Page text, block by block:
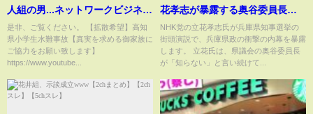
人組の男...ネットワークビジネス
が関与か？【金沢市久安独身男
性殺人事件】
是非、ご覧ください。 【拡散希望】高知
県小学生水難事故【真実を求める御家族に
ご協力をお願い致します】
https://www.youtube...
花孝志が暴露する奥谷委員長の
疑惑と隠蔽工作｜斎藤元彦知事
の守秘義務とパソコンに隠され
た真実とは？兵庫県政の裏側を
#nhk党 #斎藤元彦
NHK党の立花孝志氏が兵庫県知事選挙の
街頭演説で、兵庫県政の衝撃の内幕を暴露
します。 立花氏は、県議会の奥谷委員長
が「知らない」と言い続けて...